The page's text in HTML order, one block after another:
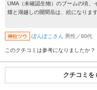
UMA（未確認生物）のブームの頃、
畑と湖越しの開聞岳は、絵になりま
神社ツウ ぽんぽこさん 男性／60代
このクチコミは参考になりましたか？
クチコミを